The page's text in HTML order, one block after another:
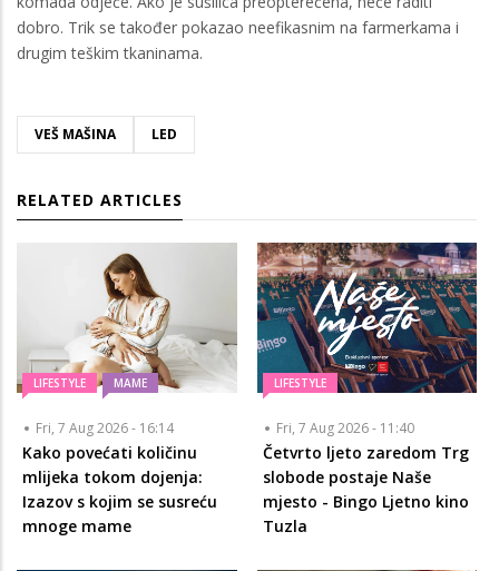
dobro. Trik se također pokazao neefikasnim na farmerkama i
drugim teškim tkaninama.
VEŠ MAŠINA LED
RELATED ARTICLES
LIFESTYLE MAME
Fri, 7 Aug 2026 - 16:14
Kako povećati količinu
mlijeka tokom dojenja:
Izazov s kojim se susreću
mnoge mame
LIFESTYLE
Fri, 7 Aug 2026 - 11:40
Četvrto ljeto zaredom Trg
slobode postaje Naše
mjesto - Bingo Ljetno kino
Tuzla